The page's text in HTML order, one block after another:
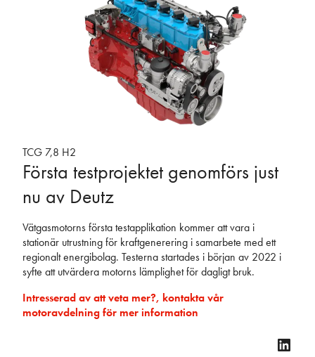
TCG 7,8 H2
Första testprojektet genomförs just
nu av Deutz
Vätgasmotorns första testapplikation kommer att vara i
stationär utrustning för kraftgenerering i samarbete med ett
regionalt energibolag. Testerna startades i början av 2022 i
syfte att utvärdera motorns lämplighet för dagligt bruk.
Intresserad av att veta mer?, kontakta vår
motoravdelning för mer information